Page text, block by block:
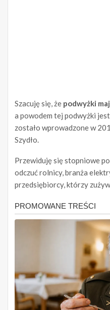
Szacuję się, że podwyżki
a powodem tej podwyżki
zostało wprowadzone w
Szydło.
Przewiduję się stopniowe
odczuć rolnicy, branża
przedsiębiorcy, którzy